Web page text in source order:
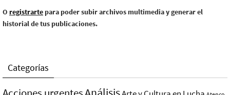
O registrarte para poder subir archivos multimedia y generar el
historial de tus publicaciones.
Categorías